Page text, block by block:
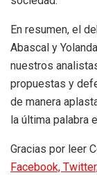
En resumen, el
Abascal y
nuestros
propuestas y
de manera
la última palabra
Gracias por leer
Facebook,